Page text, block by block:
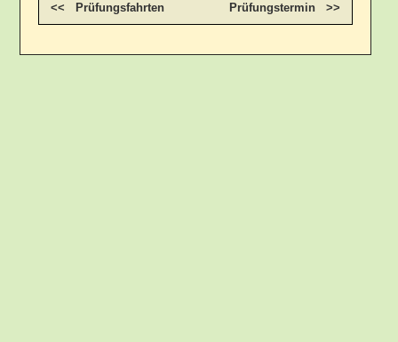
<< Prüfungsfahrten Prüfungstermin >>